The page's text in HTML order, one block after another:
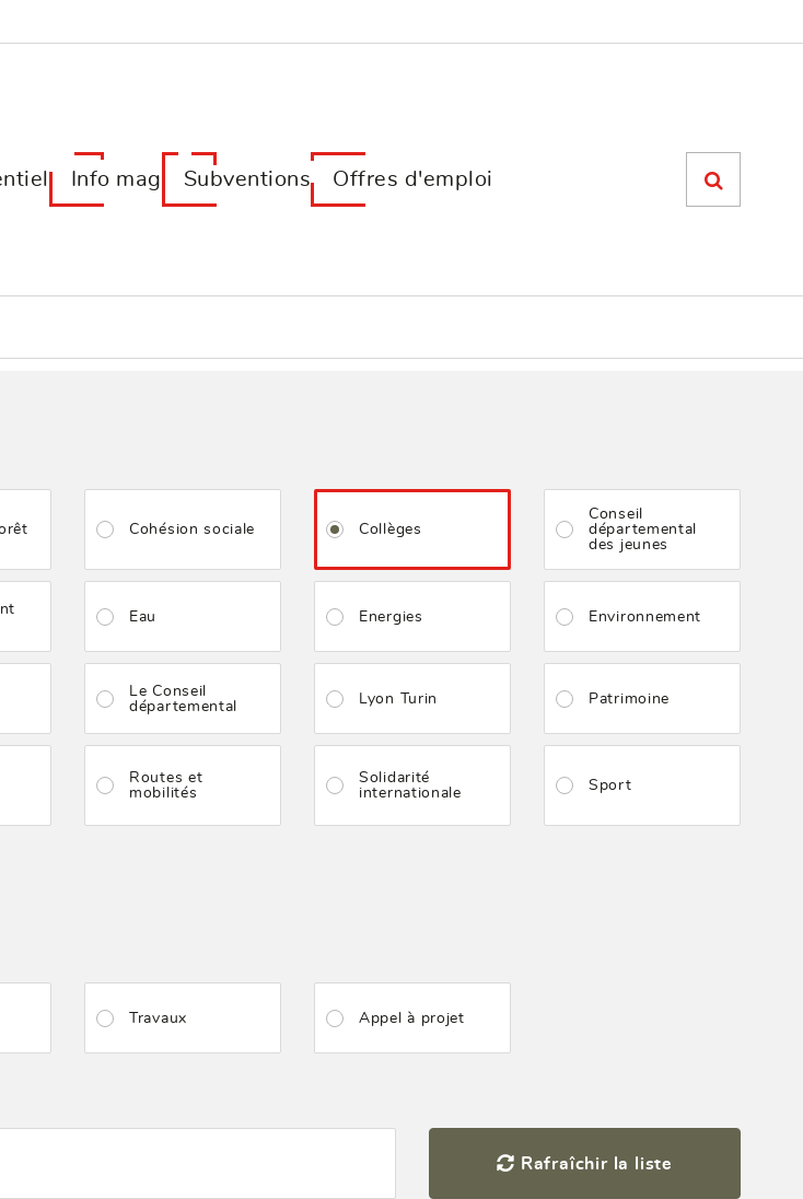
Info mag Subventions Offres d'emploi
Cohésion sociale Collèges
Conseil
départemental
des jeunes
Eau Energies Environnement
Le Conseil
départemental
Lyon Turin Patrimoine
Routes et
mobilités
Solidarité
internationale
Sport
Travaux Appel à projet
Rafraîchir la liste